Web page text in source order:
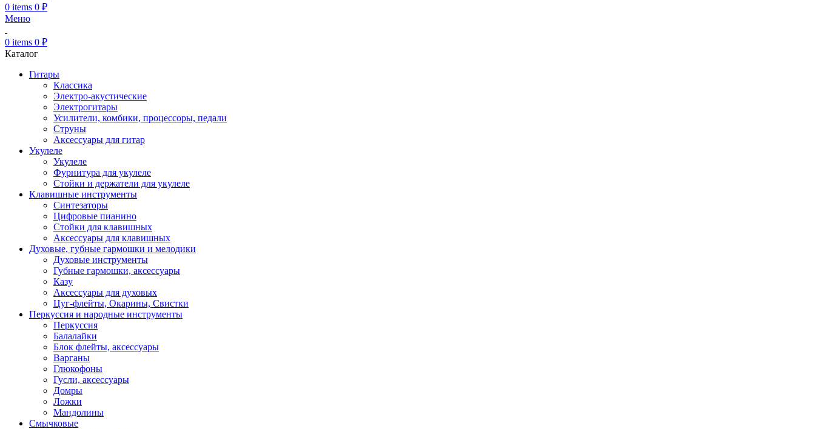
0 items 0 ₽
Меню
0 items 0 ₽
Каталог
Гитары
Классика
Электро-акустические
Электрогитары
Усилители, комбики, процессоры, педали
Струны
Аксессуары для гитар
Укулеле
Укулеле
Фурнитура для укулеле
Стойки и держатели для укулеле
Клавишные инструменты
Синтезаторы
Цифровые пианино
Стойки для клавишных
Аксессуары для клавишных
Духовые, губные гармошки и мелодики
Духовые инструменты
Губные гармошки, аксессуары
Казу
Аксессуары для духовых
Цуг-флейты, Окарины, Свистки
Перкуссия и народные инструменты
Перкуссия
Балалайки
Блок флейты, аксессуары
Варганы
Глюкофоны
Гусли, аксессуары
Домры
Ложки
Мандолины
Смычковые